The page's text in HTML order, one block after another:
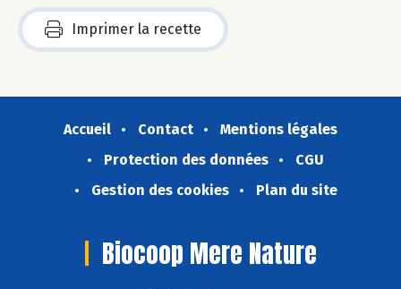
Imprimer la recette
Accueil Contact
Mentions légales
Protection des données
CGU
Gestion des cookies
Plan du site
Biocoop Mere Nature